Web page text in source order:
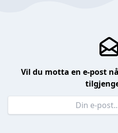
Vil du motta en e-post